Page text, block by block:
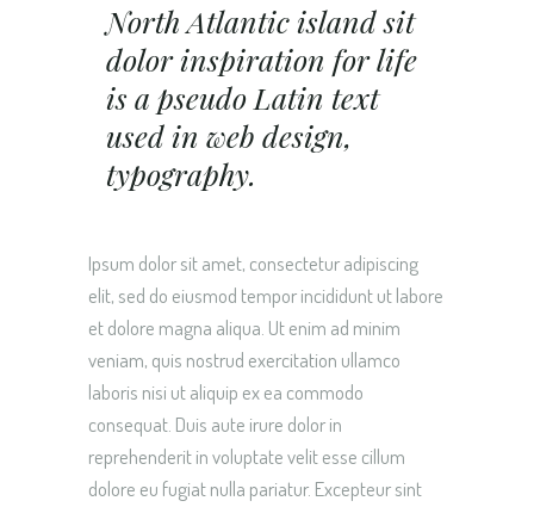
North Atlantic island sit
dolor inspiration for life
is a pseudo Latin text
used in web design,
typography.
Ipsum dolor sit amet, consectetur adipiscing
elit, sed do eiusmod tempor incididunt ut labore
et dolore magna aliqua. Ut enim ad minim
veniam, quis nostrud exercitation ullamco
laboris nisi ut aliquip ex ea commodo
consequat. Duis aute irure dolor in
reprehenderit in voluptate velit esse cillum
dolore eu fugiat nulla pariatur. Excepteur sint